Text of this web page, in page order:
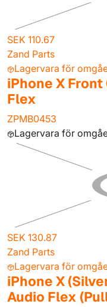
SEK 110.67
Zand Parts
Lagervara för
iPhone X
Flex
ZPMB0453
Lagervara för
SEK 130.87
Zand Parts
Lagervara för
iPhone X
Audio Flex